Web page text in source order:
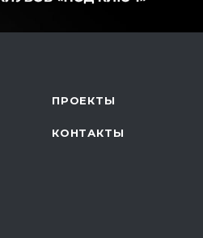
ПРОЕКТЫ
КОНТАКТЫ